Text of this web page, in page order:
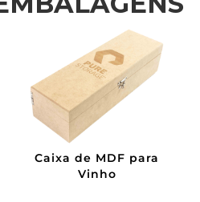
Caixa de MDF para
Vinho